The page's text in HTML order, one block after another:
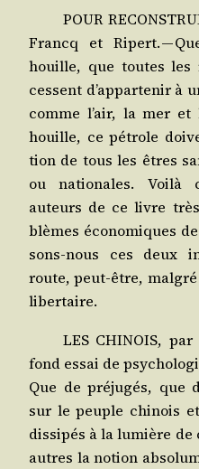
POUR
Francq et Ripert. —
houille, que toutes les
cessent d’appartenir à
comme l’air, la mer
houille, ce pétrole
tion de tous les êtres
ou natio­nales. Voi­là
auteurs de ce livre
blèmes éco­no­miques
sons-nous ces deux
route, peut-être,
libertaire.
LES CHINOIS,
fond essai de
Que de pré­ju­gés, que
sur le peuple chi­nois
dis­si­pés à la lumière
autres la notion